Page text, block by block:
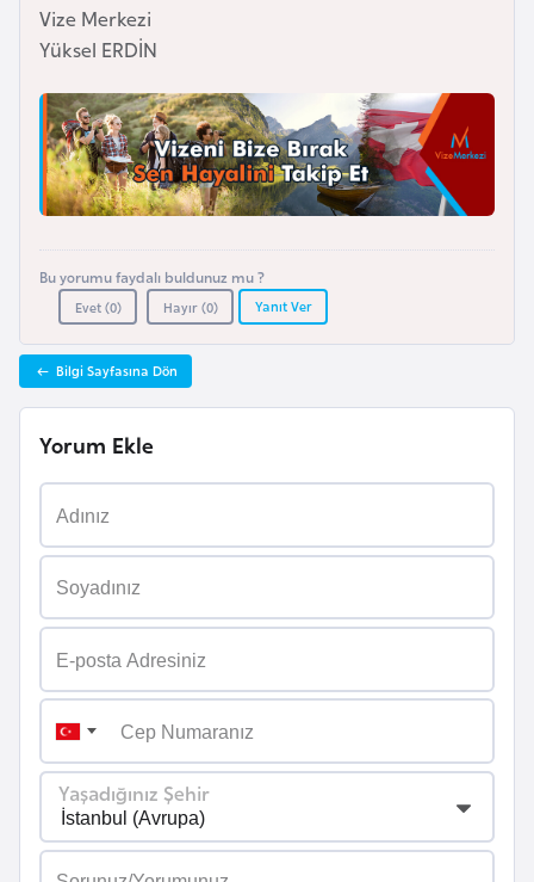
Vize Merkezi
Yüksel ERDİN
Bu yorumu faydalı buldunuz mu ?
Evet (0) Hayır (0) Yanıt Ver
Bilgi Sayfasına Dön
Yorum Ekle
Yaşadığınız Şehir
t
a
B
u
r
i
F
a
o
a
e
C
u
h